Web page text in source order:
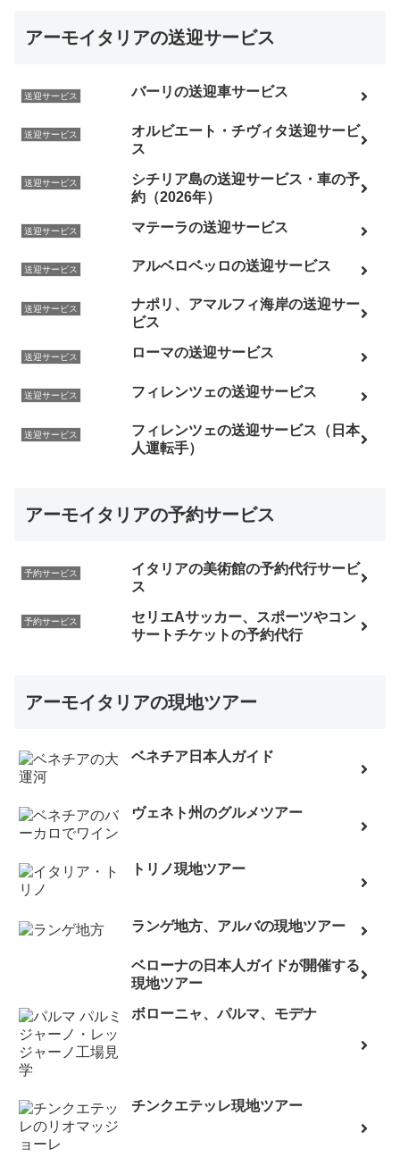
アーモイタリアの送迎サービス
送迎サービス バーリの送迎車サービス
送迎サービス
オルビエート・チヴィタ送迎サービ
ス
送迎サービス
シチリア島の送迎サービス・車の予
約（2026年）
送迎サービス マテーラの送迎サービス
送迎サービス アルベロベッロの送迎サービス
送迎サービス
ナポリ、アマルフィ海岸の送迎サー
ビス
送迎サービス ローマの送迎サービス
送迎サービス フィレンツェの送迎サービス
送迎サービス
フィレンツェの送迎サービス（日本
人運転手）
アーモイタリアの予約サービス
予約サービス
イタリアの美術館の予約代行サービ
ス
予約サービス
セリエAサッカー、スポーツやコン
サートチケットの予約代行
アーモイタリアの現地ツアー
ベネチア日本人ガイド
ヴェネト州のグルメツアー
トリノ現地ツアー
ランゲ地方、アルバの現地ツアー
ベローナの日本人ガイドが開催する
現地ツアー
ボローニャ、パルマ、モデナ
チンクエテッレ現地ツアー